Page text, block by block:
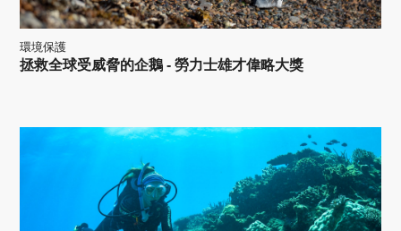
環境保護
拯救全球受威脅的企鵝 - 勞力士雄才偉略大獎